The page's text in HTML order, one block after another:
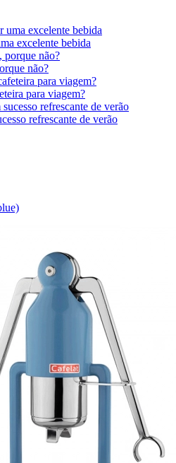
excelente bebida
não?
para viagem?
refrescante de verão